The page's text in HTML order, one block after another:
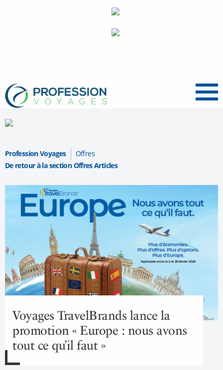
Menu
Profession Voyages
Offres
De retour à la section Offres Articles
Voyages TravelBrands lance la
promotion « Europe : nous avons
tout ce qu’il faut »